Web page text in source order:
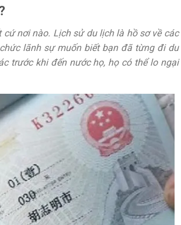
cứ nơi nào. Lịch sử du lịch là hồ sơ về các
lãnh sự muốn biết bạn đã từng đi du
trước khi đến nước họ, họ có thể lo ngại